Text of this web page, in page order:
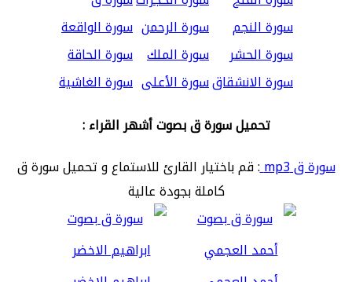
سورة النجم
سورة الرحمن سورة الواقعة
سورة الحشر
سورة الملك سورة الحاقة
سورة الانشقاقسورة الأعلى سورة الغاشية
تحميل سورة ق بصوت أشهر القراء :
سورة ق mp3
: قم باختيار القارئ للاستماع و تحميل سورة ق
كاملة بجودة عالية